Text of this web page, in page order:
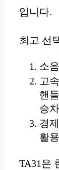
입니다.
최고 선
소
고
핸
승
경
활
TA31은